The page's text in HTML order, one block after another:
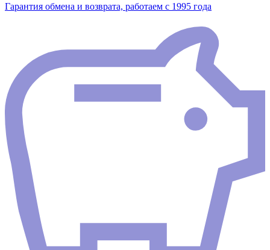
Гарантия обмена и возврата, работаем с 1995 года